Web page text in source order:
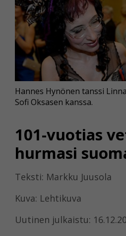
101-vuotias
hurmasi
Teksti: Markku Juusola
Kuva: Lehtikuva
Uutinen julkaistu:
Hannes Hynönen tanssi
Sofi Oksasen kanssa.